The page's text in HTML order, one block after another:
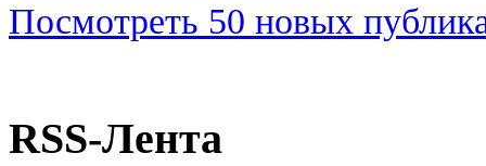
Посмотреть 50 новых
RSS-Лента